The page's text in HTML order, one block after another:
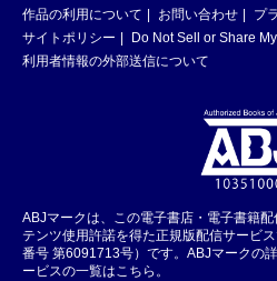
作品の利用について
お問い合わせ
プ
サイトポリシー
Do Not Sell or Share
利用者情報の外部送信について
ABJマークは、この電子書店・電子書籍
テンツ使用許諾を得た正規版配信サービ
番号 第6091713号）です。ABJマークの
ービスの一覧はこちら。